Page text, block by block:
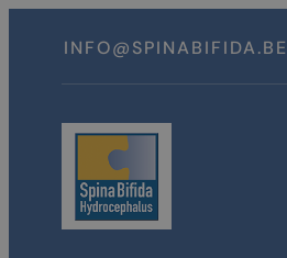
INFO@SPINABIFIDA.BE